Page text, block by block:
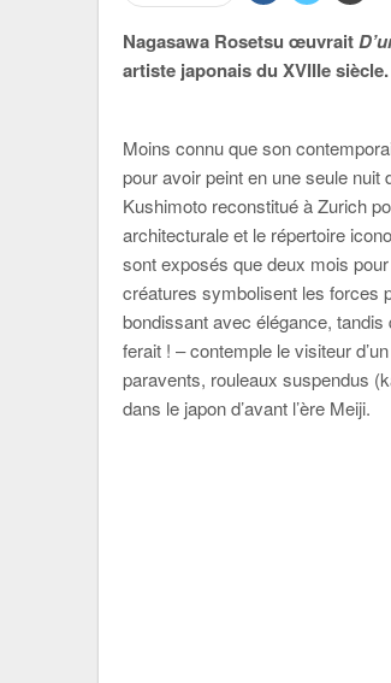
Nagasawa Rosetsu œuvrait
artiste japonais du XVIIIe siècle.
Moins connu que son
pour avoir peint en une seule
Kushimoto reconstitué à Zurich
architecturale et le répertoire
sont exposés que deux mois
créatures symbolisent les forces
bondissant avec élégance, tandis
ferait ! – contemple le visiteur
paravents, rouleaux suspendus
dans le japon d’avant l’ère Meiji.